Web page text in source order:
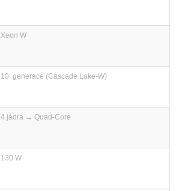
Xeon W
10. generace (Cascade Lake-W)
4 jádra → Quad-Core
130 W